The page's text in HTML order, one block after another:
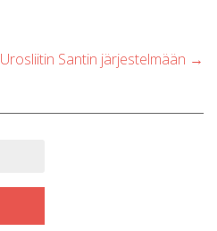
Urosliitin Santin järjestelmään →